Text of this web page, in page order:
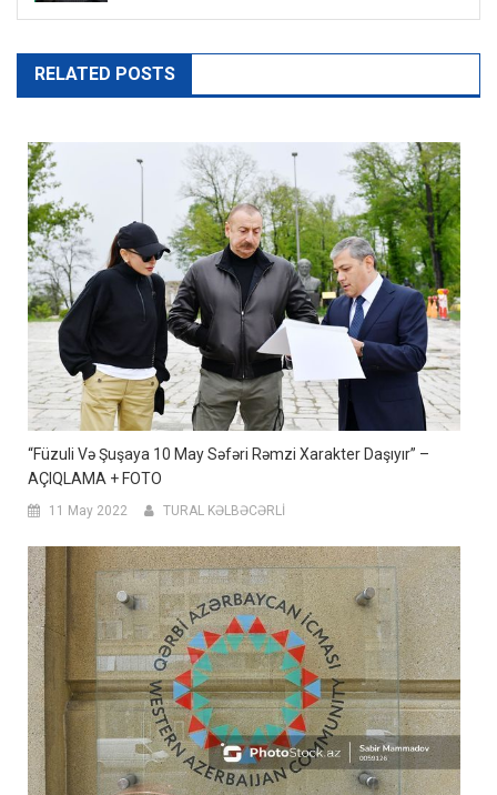
RELATED POSTS
“Füzuli Və Şuşaya 10 May Səfəri Rəmzi Xarakter Daşıyır” –
AÇIQLAMA + FOTO
11 May 2022 TURAL KƏLBƏCƏRLİ